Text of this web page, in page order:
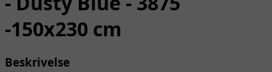
-150x230 cm
Beskrivelse